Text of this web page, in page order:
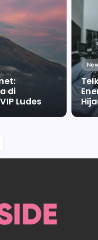
di
Ludes